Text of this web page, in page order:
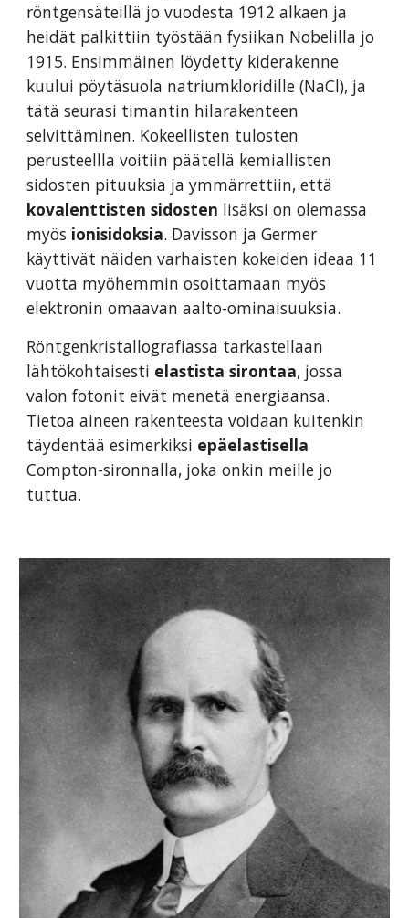
röntgensäteillä jo vuodesta 1912 alkaen ja
heidät palkittiin työstään fysiikan Nobelilla jo
1915. Ensimmäinen löydetty kiderakenne
kuului pöytäsuola natriumkloridille (NaCl), ja
tätä seurasi timantin hilarakenteen
selvittäminen. Kokeellisten tulosten
perusteellla voitiin päätellä kemiallisten
sidosten pituuksia ja ymmärrettiin, että
kovalenttisten sidosten lisäksi on olemassa
myös ionisidoksia. Davisson ja Germer
käyttivät näiden varhaisten kokeiden ideaa 11
vuotta myöhemmin osoittamaan myös
elektronin omaavan aalto-ominaisuuksia.
Röntgenkristallografiassa tarkastellaan
lähtökohtaisesti elastista sirontaa, jossa
valon fotonit eivät menetä energiaansa.
Tietoa aineen rakenteesta voidaan kuitenkin
täydentää esimerkiksi epäelastisella
Compton-sironnalla, joka onkin meille jo
tuttua.